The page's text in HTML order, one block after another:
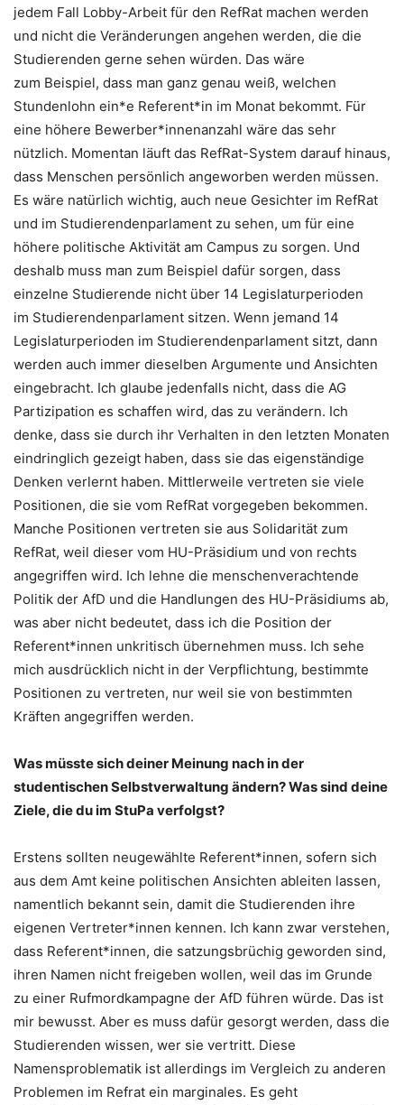
jedem Fall Lobby-Arbeit für den RefRat machen werden
und nicht die Veränderungen angehen werden, die die
Studierenden gerne sehen würden. Das wäre
zum Beispiel, dass man ganz genau weiß, welchen
Stundenlohn ein*e Referent*in im Monat bekommt. Für
eine höhere Bewerber*innenanzahl wäre das sehr
nützlich. Momentan läuft das RefRat-System darauf hinaus,
dass Menschen persönlich angeworben werden müssen.
Es wäre natürlich wichtig, auch neue Gesichter im RefRat
und im Studierendenparlament zu sehen, um für eine
höhere politische Aktivität am Campus zu sorgen. Und
deshalb muss man zum Beispiel dafür sorgen, dass
einzelne Studierende nicht über 14 Legislaturperioden
im Studierendenparlament sitzen. Wenn jemand 14
Legislaturperioden im Studierendenparlament sitzt, dann
werden auch immer dieselben Argumente und Ansichten
eingebracht. Ich glaube jedenfalls nicht, dass die AG
Partizipation es schaffen wird, das zu verändern. Ich
denke, dass sie durch ihr Verhalten in den letzten Monaten
eindringlich gezeigt haben, dass sie das eigenständige
Denken verlernt haben. Mittlerweile vertreten sie viele
Positionen, die sie vom RefRat vorgegeben bekommen.
Manche Positionen vertreten sie aus Solidarität zum
RefRat, weil dieser vom HU-Präsidium und von rechts
angegriffen wird. Ich lehne die menschenverachtende
Politik der AfD und die Handlungen des HU-Präsidiums ab,
was aber nicht bedeutet, dass ich die Position der
Referent*innen unkritisch übernehmen muss. Ich sehe
mich ausdrücklich nicht in der Verpflichtung, bestimmte
Positionen zu vertreten, nur weil sie von bestimmten
Kräften angegriffen werden.
Was müsste sich deiner Meinung nach in der
studentischen Selbstverwaltung ändern? Was sind deine
Ziele, die du im StuPa verfolgst?
Erstens sollten neugewählte Referent*innen, sofern sich
aus dem Amt keine politischen Ansichten ableiten lassen,
namentlich bekannt sein, damit die Studierenden ihre
eigenen Vertreter*innen kennen. Ich kann zwar verstehen,
dass Referent*innen, die satzungsbrüchig geworden sind,
ihren Namen nicht freigeben wollen, weil das im Grunde
zu einer Rufmordkampagne der AfD führen würde. Das ist
mir bewusst. Aber es muss dafür gesorgt werden, dass die
Studierenden wissen, wer sie vertritt. Diese
Namensproblematik ist allerdings im Vergleich zu anderen
Problemen im Refrat ein marginales. Es geht